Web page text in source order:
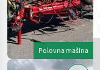
Polovna mašina